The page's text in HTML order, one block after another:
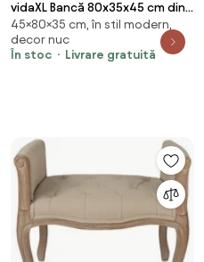
vidaXL Bancă 80x35x45 cm din
lemn masiv de mango
45×80×35 cm, în stil modern,
decor nuc
În stoc
Livrare gratuită